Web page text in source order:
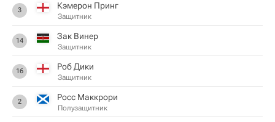
3 Кэмерон Принг
Защитник
14 Зак Винер
Защитник
16 Роб Дики
Защитник
2 Росс Маккрори
Полузащитник